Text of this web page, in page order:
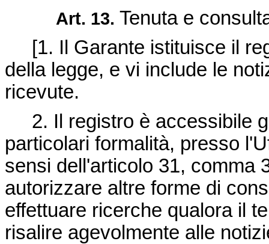
Art. 13. Tenuta e
[1. Il Garante istituisce il
della legge, e vi include le
ricevute.
2. Il registro è accessibile
particolari formalità, presso
sensi dell'articolo 31, comma
autorizzare altre forme di
effettuare ricerche qualora il
risalire agevolmente alle